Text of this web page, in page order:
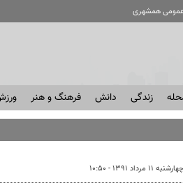
عمومی همشهری
زندگی دانش فرهنگ و هنر
چهارشنبه ۱۱ مرداد ۱۳۹۱ - ۱۰:۵۰